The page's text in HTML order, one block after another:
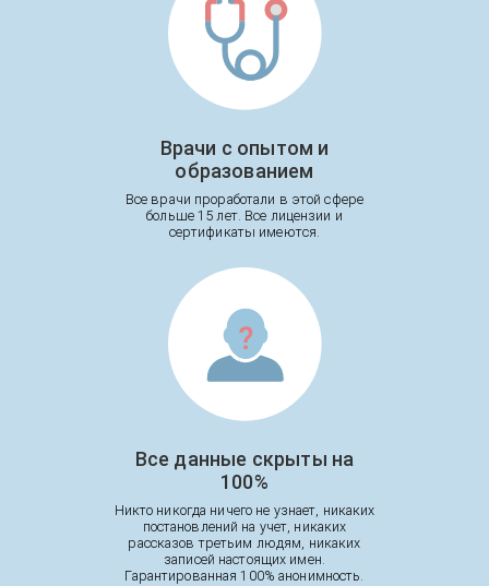
Врачи с опытом и
образованием
Все врачи проработали в этой сфере
больше 15 лет. Все лицензии и
сертификаты имеются.
Все данные скрыты на
100%
Никто никогда ничего не узнает, никаких
постановлений на учет, никаких
рассказов третьим людям, никаких
записей настоящих имен.
Гарантированная 100% анонимность.